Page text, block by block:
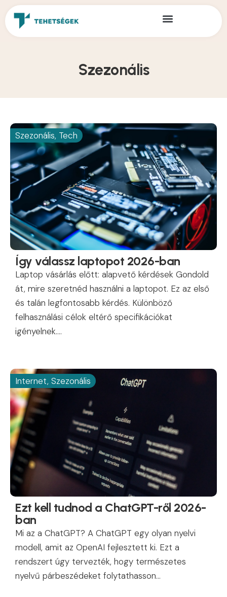
Szezonális
Szezonális, Tech
Így válassz laptopot 2026-ban
Laptop vásárlás előtt: alapvető kérdések Gondold
át, mire szeretnéd használni a laptopot. Ez az első
és talán legfontosabb kérdés. Különböző
felhasználási célok eltérő specifikációkat
igényelnek....
Internet, Szezonális
Ezt kell tudnod a ChatGPT-ről 2026-
ban
Mi az a ChatGPT? A ChatGPT egy olyan nyelvi
modell, amit az OpenAI fejlesztett ki. Ezt a
rendszert úgy tervezték, hogy természetes
nyelvű párbeszédeket folytathasson...